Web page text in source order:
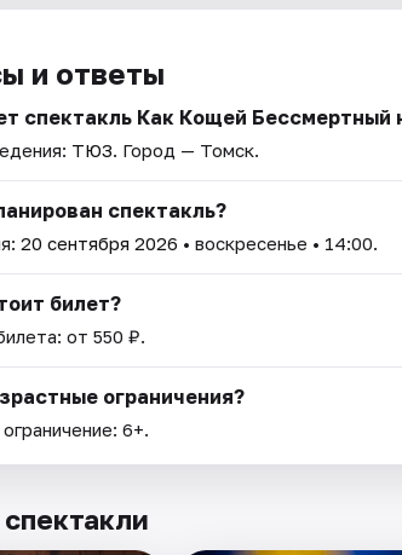
и ответы
спектакль Как Кощей Бессмертный
ТЮЗ. Город — Томск.
спектакль?
20 сентября 2026 • воскресенье • 14:00.
билет?
от 550 ₽.
ограничения?
6+.